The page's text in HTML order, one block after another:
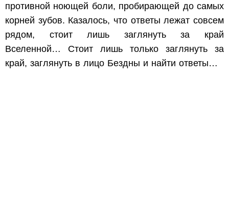
противной ноющей боли, пробирающей до самых
корней зубов. Казалось, что ответы лежат совсем
рядом, стоит лишь заглянуть за край
Вселенной… Стоит лишь только заглянуть за
край, заглянуть в лицо Бездны и найти ответы…